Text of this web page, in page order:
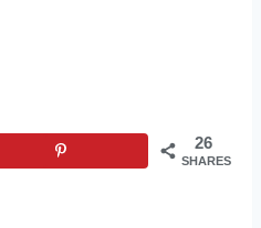
26
SHARES